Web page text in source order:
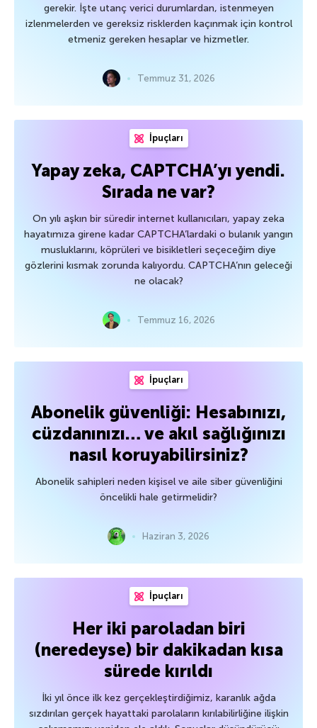
gerekir. İşte utanç verici durumlardan, istenmeyen
izlenmelerden ve gereksiz risklerden kaçınmak için kontrol
etmeniz gereken hesaplar ve hizmetler.
Temmuz 31, 2026
İpuçları
Yapay zeka, CAPTCHA’yı yendi.
Sırada ne var?
On yılı aşkın bir süredir internet kullanıcıları, yapay zeka
hayatımıza girene kadar CAPTCHA’lardaki o bulanık yangın
musluklarını, köprüleri ve bisikletleri seçeceğim diye
gözlerini kısmak zorunda kalıyordu. CAPTCHA’nın geleceği
ne olacak?
Temmuz 16, 2026
İpuçları
Abonelik güvenliği: Hesabınızı,
cüzdanınızı… ve akıl sağlığınızı
nasıl koruyabilirsiniz?
Abonelik sahipleri neden kişisel ve aile siber güvenliğini
öncelikli hale getirmelidir?
Haziran 3, 2026
İpuçları
Her iki paroladan biri
(neredeyse) bir dakikadan kısa
sürede kırıldı
İki yıl önce ilk kez gerçekleştirdiğimiz, karanlık ağda
sızdırılan gerçek hayattaki parolaların kırılabilirliğine ilişkin